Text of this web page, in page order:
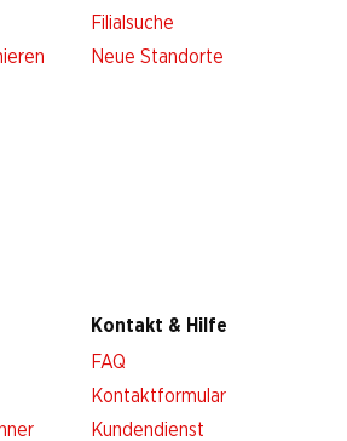
Filialsuche
Neue Standorte
Kontakt & Hilfe
FAQ
Kontaktformular
Kundendienst